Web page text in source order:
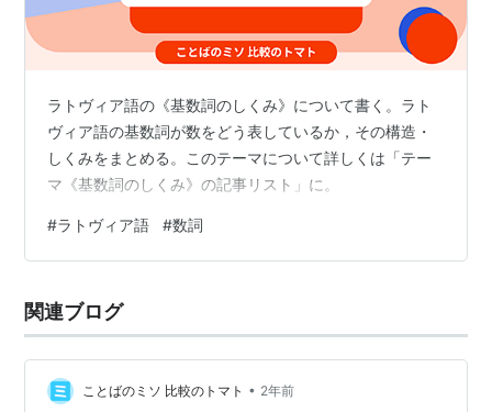
ラトヴィア語の《基数詞のしくみ》について書く。ラト
ヴィア語の基数詞が数をどう表しているか，その構造・
しくみをまとめる。このテーマについて詳しくは「テー
マ《基数詞のしくみ》の記事リスト」に。
#ラトヴィア語 #数詞
関連ブログ
ことばのミソ 比較のトマト • 2年前